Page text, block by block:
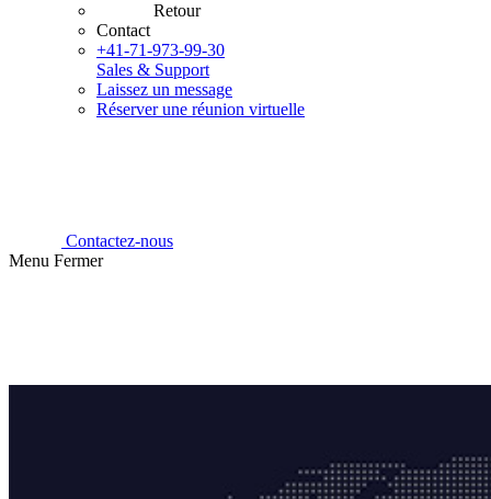
Retour
Contact
+41-71-973-99-30
Sales & Support
Laissez un message
Réserver une réunion virtuelle
Contactez-nous
Menu Fermer